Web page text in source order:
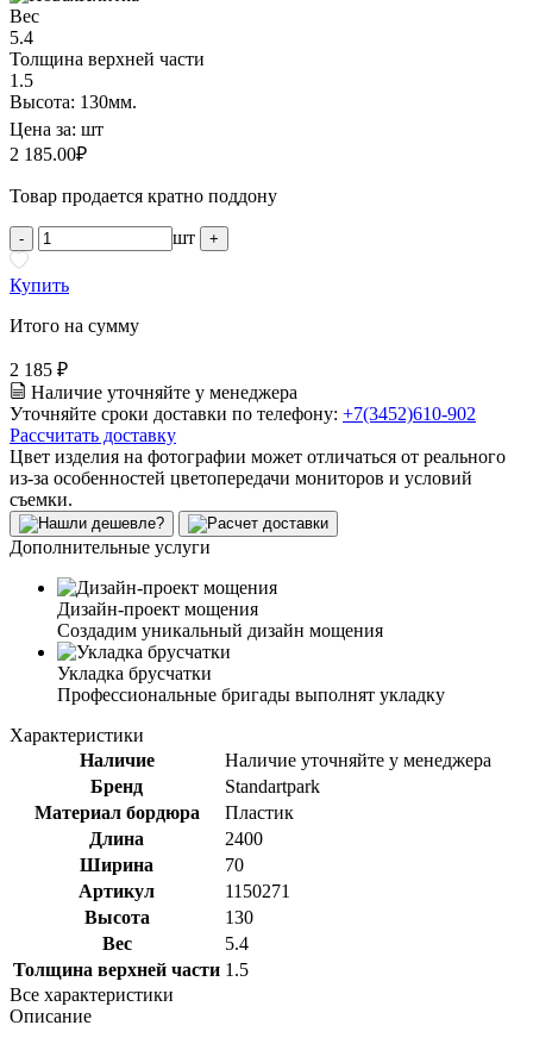
Вес
5.4
Толщина верхней части
1.5
Высота: 130мм.
Цена за: шт
2 185.00₽
Товар продается кратно поддону
- шт +
Купить
Итого на сумму
2 185 ₽
Наличие уточняйте у менеджера
Уточняйте сроки доставки по телефону: +7(3452)610-902
Рассчитать доставку
Цвет изделия на фотографии может отличаться от реального
из-за особенностей цветопередачи мониторов и условий
съемки.
Дополнительные услуги
Дизайн-проект мощения
Создадим уникальный дизайн мощения
Укладка брусчатки
Профессиональные бригады выполнят укладку
Характеристики
Наличие
Наличие уточняйте у менеджера
Бренд
Standartpark
Материал бордюра
Пластик
Длина
2400
Ширина
70
Артикул
1150271
Высота
130
Вес
5.4
Толщина верхней части 1.5
Все характеристики
Описание